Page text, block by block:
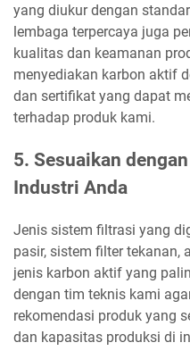
yang diukur dengan
lembaga terpercaya juga
kualitas dan keamanan
menyediakan karbon aktif
dan sertifikat yang dapat
terhadap produk kami.
5. Sesuaikan
Industri Anda
Jenis sistem filtrasi yang
pasir, sistem filter tekanan,
jenis karbon aktif yang
dengan tim teknis kami
rekomendasi produk yang
dan kapasitas produksi di